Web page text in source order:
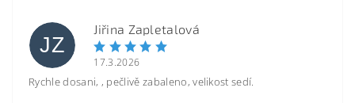
JZ
Jiřina Zapletalová
17.3.2026
Rychle dosani, , pečlivě zabaleno, velikost sedí.